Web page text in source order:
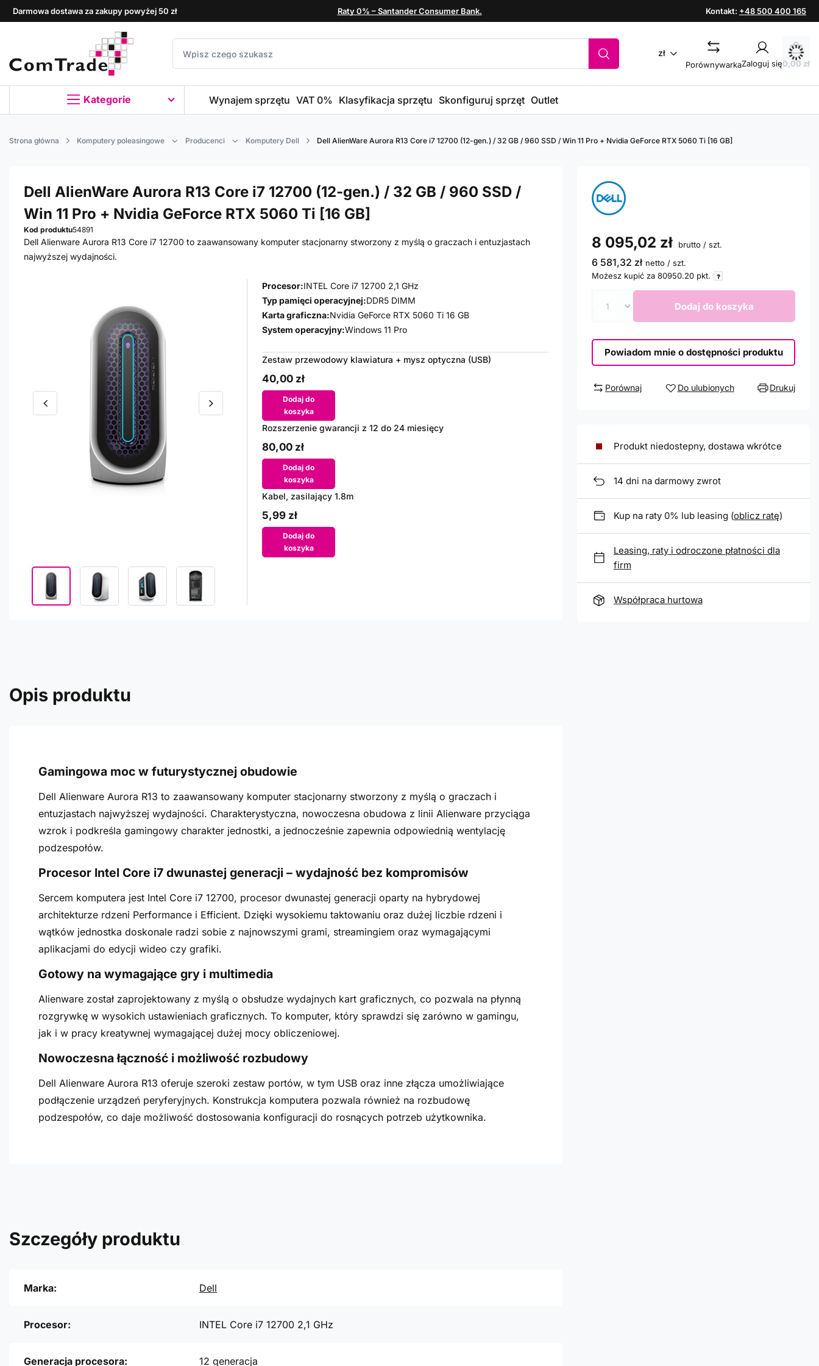
Darmowa dostawa za zakupy powyżej 50 zł Raty 0% – Santander Consumer Bank. Kontakt: +48 500 400 165
zł
PorównywarkaZaloguj się0,00 zł
Kategorie Wynajem sprzętu VAT 0% Klasyfikacja sprzętu Skonfiguruj sprzęt Outlet
Strona główna Komputery poleasingowe Producenci Komputery Dell Dell AlienWare Aurora R13 Core i7 12700 (12-gen.) / 32 GB / 960 SSD / Win 11 Pro + Nvidia GeForce RTX 5060 Ti [16 GB]
Dell AlienWare Aurora R13 Core i7 12700 (12-gen.) / 32 GB / 960 SSD /
Win 11 Pro + Nvidia GeForce RTX 5060 Ti [16 GB]
Kod produktu54891
Dell Alienware Aurora R13 Core i7 12700 to zaawansowany komputer stacjonarny stworzony z myślą o graczach i entuzjastach
najwyższej wydajności.
Procesor:INTEL Core i7 12700 2,1 GHz
Typ pamięci operacyjnej:DDR5 DIMM
Karta graficzna:Nvidia GeForce RTX 5060 Ti 16 GB
System operacyjny:Windows 11 Pro
Zestaw przewodowy klawiatura + mysz optyczna (USB)
40,00 zł
Dodaj do
koszyka
Rozszerzenie gwarancji z 12 do 24 miesięcy
80,00 zł
Dodaj do
koszyka
Kabel, zasilający 1.8m
5,99 zł
Dodaj do
koszyka
8 095,02 zł brutto / szt.
6 581,32 zł netto / szt.
Możesz kupić za 80950.20 pkt.
Dodaj do koszyka
Powiadom mnie o dostępności produktu
Porównaj Do ulubionych Drukuj
Produkt niedostepny, dostawa wkrótce
14 dni na darmowy zwrot
Kup na raty 0% lub leasing (oblicz ratę)
Leasing, raty i odroczone płatności dla
firm
Współpraca hurtowa
Opis produktu
Gamingowa moc w futurystycznej obudowie
Dell Alienware Aurora R13 to zaawansowany komputer stacjonarny stworzony z myślą o graczach i
entuzjastach najwyższej wydajności. Charakterystyczna, nowoczesna obudowa z linii Alienware przyciąga
wzrok i podkreśla gamingowy charakter jednostki, a jednocześnie zapewnia odpowiednią wentylację
podzespołów.
Procesor Intel Core i7 dwunastej generacji – wydajność bez kompromisów
Sercem komputera jest Intel Core i7 12700, procesor dwunastej generacji oparty na hybrydowej
architekturze rdzeni Performance i Efficient. Dzięki wysokiemu taktowaniu oraz dużej liczbie rdzeni i
wątków jednostka doskonale radzi sobie z najnowszymi grami, streamingiem oraz wymagającymi
aplikacjami do edycji wideo czy grafiki.
Gotowy na wymagające gry i multimedia
Alienware został zaprojektowany z myślą o obsłudze wydajnych kart graficznych, co pozwala na płynną
rozgrywkę w wysokich ustawieniach graficznych. To komputer, który sprawdzi się zarówno w gamingu,
jak i w pracy kreatywnej wymagającej dużej mocy obliczeniowej.
Nowoczesna łączność i możliwość rozbudowy
Dell Alienware Aurora R13 oferuje szeroki zestaw portów, w tym USB oraz inne złącza umożliwiające
podłączenie urządzeń peryferyjnych. Konstrukcja komputera pozwala również na rozbudowę
podzespołów, co daje możliwość dostosowania konfiguracji do rosnących potrzeb użytkownika.
Szczegóły produktu
Marka: Dell
Procesor: INTEL Core i7 12700 2,1 GHz
Generacja procesora: 12 generacja